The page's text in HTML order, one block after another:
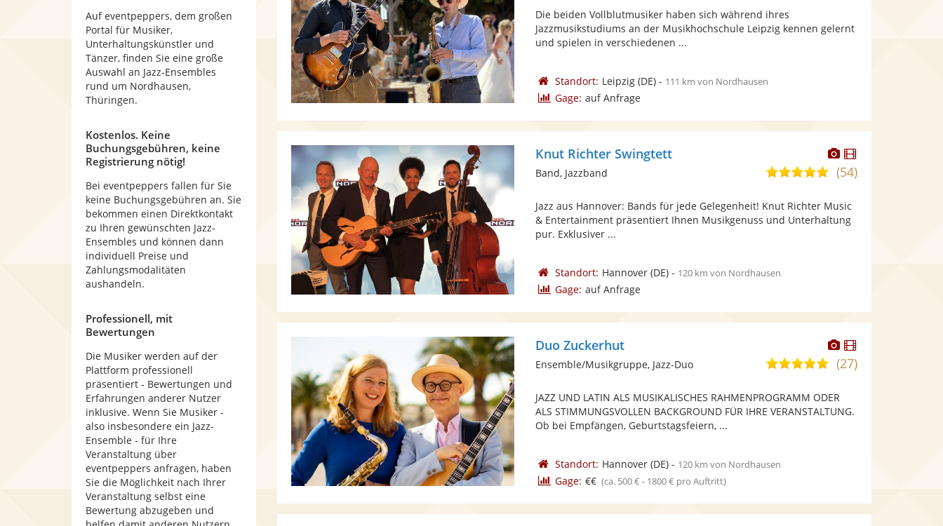
bereit.
Sternen
Die beiden Vollblutmusiker haben sich während ihres
Jazzmusikstudiums an der Musikhochschule Leipzig kennen gelernt
und spielen in verschiedenen ...
Standort: Leipzig(DE)- 111 km von Nordhausen
Gage: auf Anfrage
Dieser
Künstler
stellt
Fotos
bereit.
Dieser
Künstler
Knut Richter Swingtett
5,0
5
Sternen
(54)
Band, Jazzband
Jazz aus Hannover: Bands für jede Gelegenheit! Knut Richter Music
& Entertainment präsentiert Ihnen Musikgenuss und Unterhaltung
pur. Exklusiver ...
Standort: Hannover(DE)- 120 km von Nordhausen
Gage: auf Anfrage
Dieser
Künstler
stellt
bereit.
Dieser
Künstler
Duo Zuckerhut
5,0
5
Sternen
(27)
Ensemble/Musikgruppe, Jazz-Duo
JAZZ UND LATIN ALS MUSIKALISCHES RAHMENPROGRAMM ODER
ALS STIMMUNGSVOLLEN BACKGROUND FÜR IHRE VERANSTALTUNG.
Ob bei Empfängen, Geburtstagsfeiern, ...
Standort: Hannover(DE)- 120 km von Nordhausen
Gage: €€ (ca. 500 € - 1800 € pro Auftritt)
Auf eventpeppers, dem großen
Portal für Musiker,
Unterhaltungskünstler und
Tänzer, finden Sie eine große
Auswahl an Jazz-Ensembles
rund um Nordhausen,
Thüringen.
Kostenlos. Keine
Buchungsgebühren, keine
Registrierung nötig!
Bei eventpeppers fallen für Sie
keine Buchungsgebühren an. Sie
bekommen einen Direktkontakt
zu Ihren gewünschten Jazz-
Ensembles und können dann
individuell Preise und
Zahlungsmodalitäten
aushandeln.
Professionell, mit
Bewertungen
Die Musiker werden auf der
Plattform professionell
präsentiert - Bewertungen und
Erfahrungen anderer Nutzer
inklusive. Wenn Sie Musiker -
also insbesondere ein Jazz-
Ensemble - für Ihre
Veranstaltung über
eventpeppers anfragen, haben
Sie die Möglichkeit nach Ihrer
Veranstaltung selbst eine
Bewertung abzugeben und